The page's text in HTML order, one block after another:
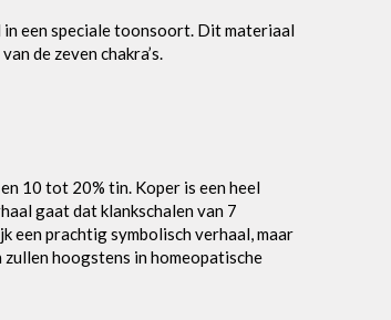
een speciale toonsoort. Dit materiaal
de zeven chakra’s.
10 tot 20% tin. Koper is een heel
gaat dat klankschalen van 7
een prachtig symbolisch verhaal, maar
hoogstens in homeopatische